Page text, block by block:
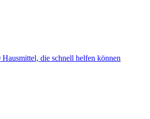
Hausmittel, die schnell helfen können